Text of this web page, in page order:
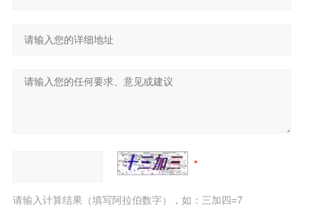
请输入计算结果（填写阿拉伯数字），如：三加四=7